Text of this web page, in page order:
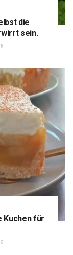
die
sein.
Kuchen für